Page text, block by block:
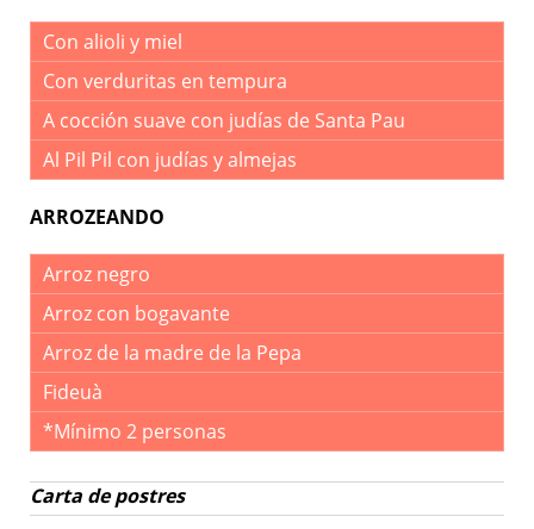
Con alioli y miel
Con verduritas en tempura
A cocción suave con judías de Santa Pau
Al Pil Pil con judías y almejas
ARROZEANDO
Arroz negro
Arroz con bogavante
Arroz de la madre de la Pepa
Fideuà
*Mínimo 2 personas
Carta de postres